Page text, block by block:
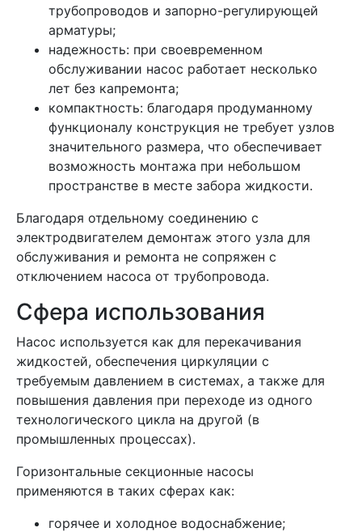
трубопроводов и запорно-регулирующей
арматуры;
надежность: при своевременном
обслуживании насос работает несколько
лет без капремонта;
компактность: благодаря продуманному
функционалу конструкция не требует узлов
значительного размера, что обеспечивает
возможность монтажа при небольшом
пространстве в месте забора жидкости.
Благодаря отдельному соединению с
электродвигателем демонтаж этого узла для
обслуживания и ремонта не сопряжен с
отключением насоса от трубопровода.
Сфера использования
Насос используется как для перекачивания
жидкостей, обеспечения циркуляции с
требуемым давлением в системах, а также для
повышения давления при переходе из одного
технологического цикла на другой (в
промышленных процессах).
Горизонтальные секционные насосы
применяются в таких сферах как:
горячее и холодное водоснабжение;